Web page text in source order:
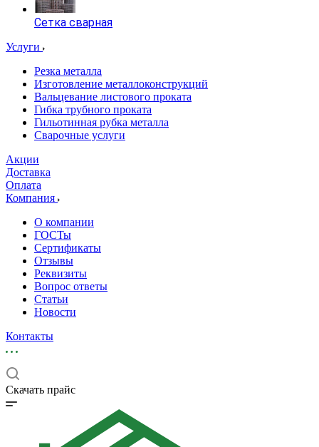
Сетка сварная
Услуги
Резка металла
Изготовление металлоконструкций
Вальцевание листового проката
Гибка трубного проката
Гильотинная рубка металла
Сварочные услуги
Акции
Доставка
Оплата
Компания
О компании
ГОСТы
Сертификаты
Отзывы
Реквизиты
Вопрос ответы
Статьи
Новости
Контакты
Скачать прайс